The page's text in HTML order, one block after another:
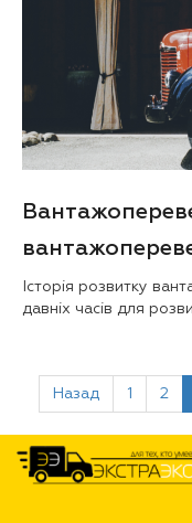
Історія розвитку
давніх часів для
Назад 1 2